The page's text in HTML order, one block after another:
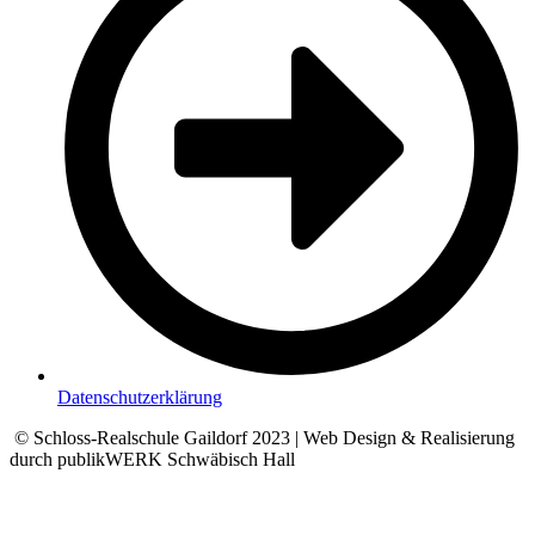
Datenschutzerklärung
© Schloss-Realschule Gaildorf 2023 | Web Design & Realisierung
durch publikWERK Schwäbisch Hall